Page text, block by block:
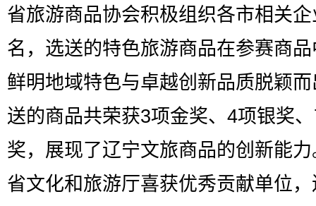
省旅游商品协会积极组织各市相关
名，选送的特色旅游商品在参赛商
鲜明地域特色与卓越创新品质脱颖
送的商品共荣获3项金奖、4项银奖
奖，展现了辽宁文旅商品的创新能
省文化和旅游厅喜获优秀贡献单位